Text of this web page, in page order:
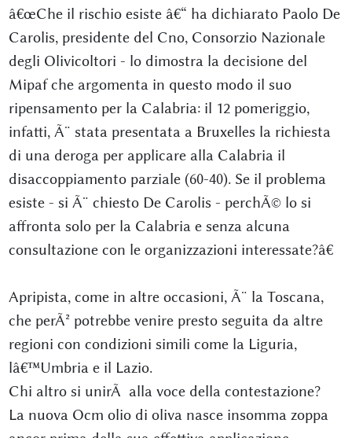
â€œChe il rischio esiste â€“ ha dichiarato Paolo De
Carolis, presidente del Cno, Consorzio Nazionale
degli Olivicoltori - lo dimostra la decisione del
Mipaf che argomenta in questo modo il suo
ripensamento per la Calabria: il 12 pomeriggio,
infatti, Ã¨ stata presentata a Bruxelles la richiesta
di una deroga per applicare alla Calabria il
disaccoppiamento parziale (60-40). Se il problema
esiste - si Ã¨ chiesto De Carolis - perchÃ© lo si
affronta solo per la Calabria e senza alcuna
consultazione con le organizzazioni interessate?â€
Apripista, come in altre occasioni, Ã¨ la Toscana,
che perÃ² potrebbe venire presto seguita da altre
regioni con condizioni simili come la Liguria,
lâ€™Umbria e il Lazio.
Chi altro si unirÃ alla voce della contestazione?
La nuova Ocm olio di oliva nasce insomma zoppa